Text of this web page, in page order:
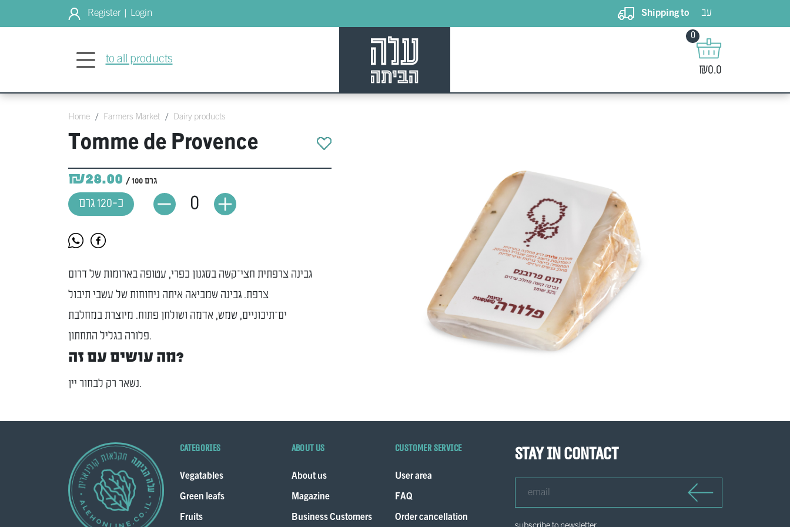
Register Login Shipping to עב
to all products
0
₪0.0
Home Farmers Market Dairy products
Tomme de Provence
₪28.00 / 100 גרם
כ-120 גרם 0
גבינה צרפתית חצי־קשה בסגנון כפרי, עטופה בארומות של דרום
צרפת. גבינה שמביאה איתה ניחוחות של עשבי תיבול
ים־תיכוניים, שמש, אדמה ושולחן פתוח. מיוצרת במחלבת
פלורה בגליל התחתון.
מה עושים עם זה?
נשאר רק לבחור יין.
Categories
Vegatables
Green leafs
Fruits
About us
About us
Magazine
Business Customers
Customer service
User area
FAQ
Order cancellation
Stay in contact